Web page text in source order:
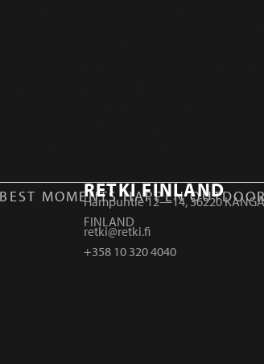
BEST MOMENTS HAPPEN
RETKI FINLAND
Hampuntie 12—14, 36220
FINLAND
retki@retki.fi
+358 10 320 4040